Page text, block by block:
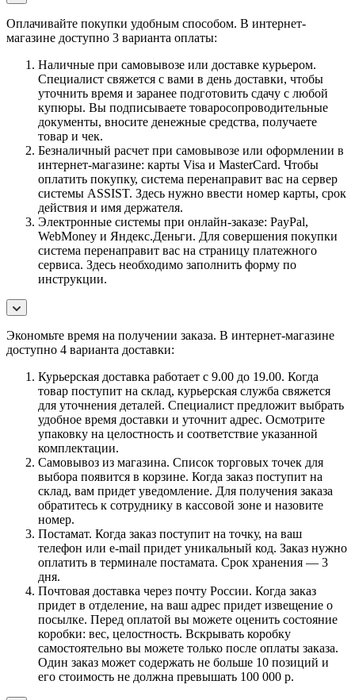
Оплачивайте покупки удобным способом. В интернет-
магазине доступно 3 варианта оплаты:
Наличные при самовывозе или доставке курьером.
Специалист свяжется с вами в день доставки, чтобы
уточнить время и заранее подготовить сдачу с любой
купюры. Вы подписываете товаросопроводительные
документы, вносите денежные средства, получаете
товар и чек.
Безналичный расчет при самовывозе или оформлении в
интернет-магазине: карты Visa и MasterCard. Чтобы
оплатить покупку, система перенаправит вас на сервер
системы ASSIST. Здесь нужно ввести номер карты, срок
действия и имя держателя.
Электронные системы при онлайн-заказе: PayPal,
WebMoney и Яндекс.Деньги. Для совершения покупки
система перенаправит вас на страницу платежного
сервиса. Здесь необходимо заполнить форму по
инструкции.
Экономьте время на получении заказа. В интернет-магазине
доступно 4 варианта доставки:
Курьерская доставка работает с 9.00 до 19.00. Когда
товар поступит на склад, курьерская служба свяжется
для уточнения деталей. Специалист предложит выбрать
удобное время доставки и уточнит адрес. Осмотрите
упаковку на целостность и соответствие указанной
комплектации.
Самовывоз из магазина. Список торговых точек для
выбора появится в корзине. Когда заказ поступит на
склад, вам придет уведомление. Для получения заказа
обратитесь к сотруднику в кассовой зоне и назовите
номер.
Постамат. Когда заказ поступит на точку, на ваш
телефон или e-mail придет уникальный код. Заказ нужно
оплатить в терминале постамата. Срок хранения — 3
дня.
Почтовая доставка через почту России. Когда заказ
придет в отделение, на ваш адрес придет извещение о
посылке. Перед оплатой вы можете оценить состояние
коробки: вес, целостность. Вскрывать коробку
самостоятельно вы можете только после оплаты заказа.
Один заказ может содержать не больше 10 позиций и
его стоимость не должна превышать 100 000 р.